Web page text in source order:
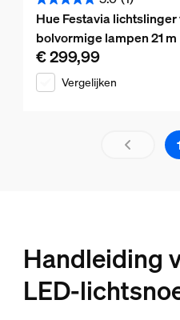
5.0
van
de
5
sterren.
Hue Festavia
bolvormige lampen 21 m
De huidige prijs is € 299,99
€ 299,99
Vergelijken
Handleiding
LED-